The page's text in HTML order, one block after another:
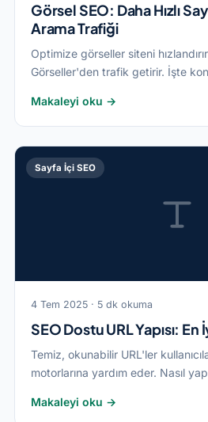
Görsel SEO: Daha Hızlı
Arama Trafiği
Optimize görseller siteni
Görseller'den trafik getirir. İşte
Makaleyi oku →
Sayfa İçi SEO
4 Tem 2025 · 5 dk okuma
SEO Dostu URL Yapısı:
Temiz, okunabilir URL'ler
motorlarına yardım eder. Nasıl
Makaleyi oku →